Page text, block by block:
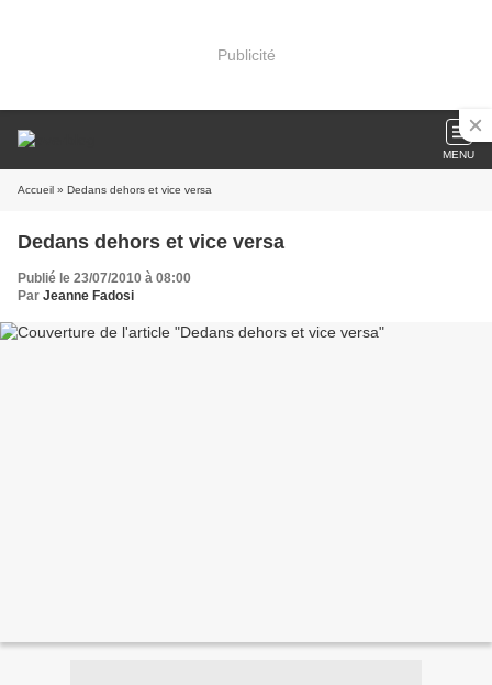
Publicité
MENU
Accueil » Dedans dehors et vice versa
Dedans dehors et vice versa
Publié le 23/07/2010 à 08:00
Par Jeanne Fadosi